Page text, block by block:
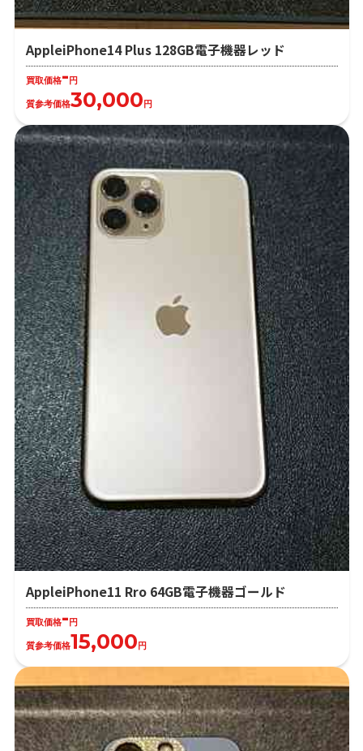
AppleiPhone14 Plus 128GB電子機器レッド
買取価格-円
質参考価格30,000円
AppleiPhone11 Rro 64GB電子機器ゴールド
買取価格- 円
質参考価格15,000 円